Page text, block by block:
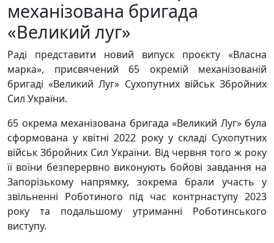
механізована бригада
«Великий луг»
Раді представити новий випуск проєкту «Власна
марка», присвячений 65 окремій механізованій
бригаді «Великий Луг» Сухопутних військ Збройних
Сил України.
65 окрема механізована бригада «Великий Луг» була
сформована у квітні 2022 року у складі Сухопутних
військ Збройних Сил України. Від червня того ж року
її воїни безперервно виконують бойові завдання на
Запорізькому напрямку, зокрема брали участь у
звільненні Роботиного під час контрнаступу 2023
року та подальшому утриманні Роботинського
виступу.